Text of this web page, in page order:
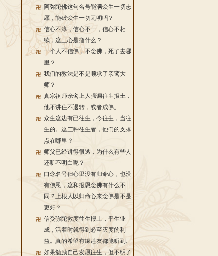
阿弥陀佛这句名号能满众生一切志
愿，能破众生一切无明吗？
信心不淳，信心不一，信心不相
续，这三心是指什么？
一个人不信佛，不念佛，死了去哪
里？
我们的教法是不是顺承了亲鸾大
师？
真宗祖师亲鸾上人强调往生报土，
他不讲住不退转，或者成佛。
众生这边有已往生，今往生，当往
生的。这三种往生者，他们的支撑
点在哪里？
师父已经讲得很透，为什么有些人
还听不明白呢？
口念名号但心里没有归命心，也没
有佛恩，这和报恩念佛有什么不
同？上根人以归命心来念佛是不是
更好？
信受弥陀救度往生报土，平生业
成，活着时就得到必至灭度的利
益。真的希望有缘莲友都能听到。
如果勉励自己发愿往生，但不明了